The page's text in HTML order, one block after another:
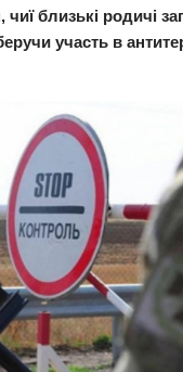
близькі родичі
участь в